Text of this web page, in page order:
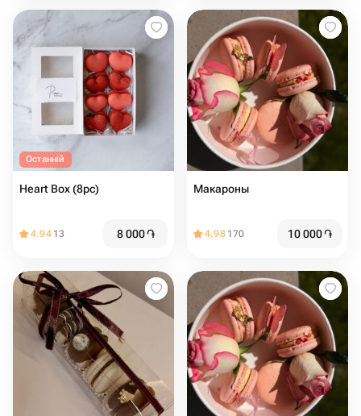
Останній
Heart Box (8pc)
4.94 13 8 000֏
Макароны
4.98 170 10 000֏